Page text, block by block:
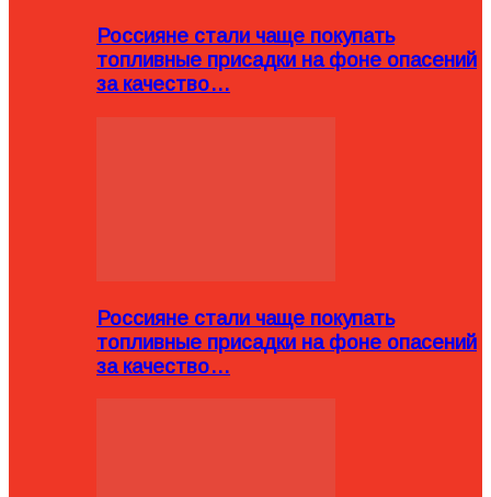
Россияне стали чаще покупать
топливные присадки на фоне опасений
за качество…
Россияне стали чаще покупать
топливные присадки на фоне опасений
за качество…